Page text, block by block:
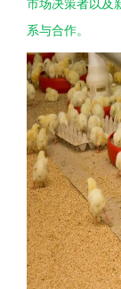
市场决策者以及
系与合作。